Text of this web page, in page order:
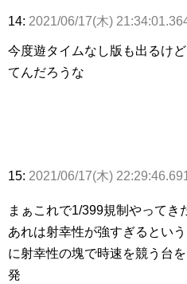
14: 2021/06/17(木)
今度遊タイムなし版も出るけ
てんだろうな
15: 2021/06/17(木)
まぁこれで1/399規制やってき
あれは射幸性が強すぎるとい
に射幸性の塊で時速を競う台
発